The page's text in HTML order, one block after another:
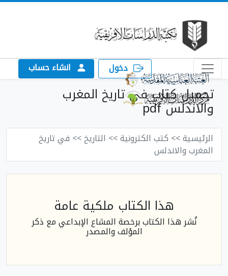
دخول انشاء حساب
تحميل كتاب في تاريخ المغرب
والاندلس pdf
الرئيسية>> كتب الكترونية>> التاريخ>> في تاريخ
المغرب والاندلس
هذا الكتاب ملكية عامة
نُشر هذا الكتاب برخصة المشاع الإبداعي مع ذكر
المؤلف والمصدر